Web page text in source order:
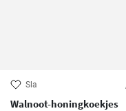
Sla
Walnoot-honingkoekjes